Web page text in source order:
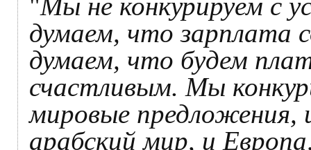
думаем, что зарплата
думаем, что будем
счастливым. Мы
мировые предложения,
арабский мир, и